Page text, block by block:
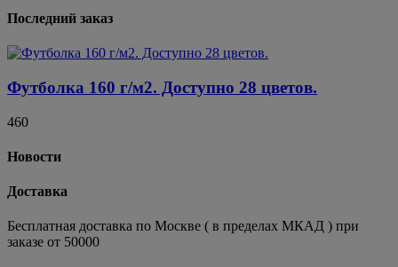
Последний заказ
Футболка 160 г/м2. Доступно 28 цветов.
460
Новости
Доставка
Бесплатная доставка по Москве ( в пределах МКАД ) при
заказе от 50000